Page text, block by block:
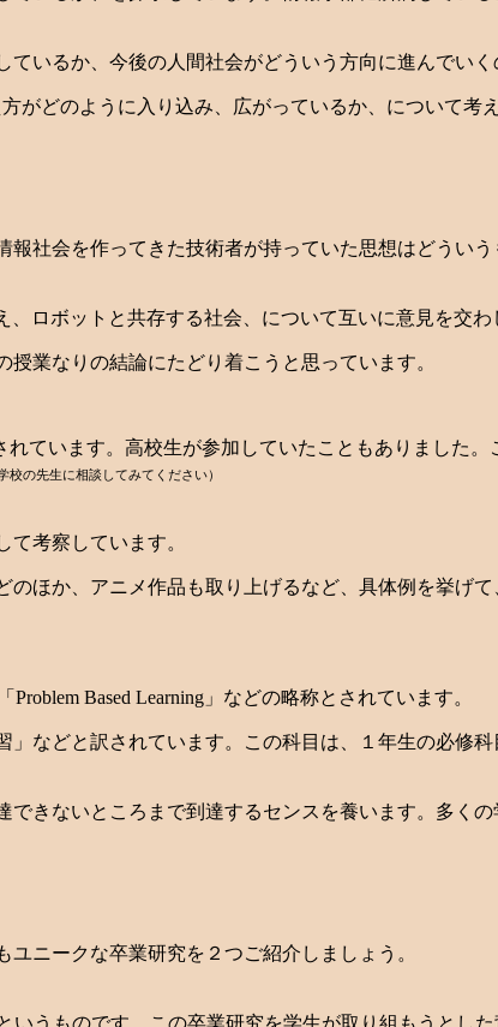
いるか、今後の人間社会がどういう方向に進んでいく
がどのように入り込み、広がっているか、について考
報社会を作ってきた技術者が持っていた思想はどうい
ロボットと共存する社会、について互いに意見を交わ
業なりの結論にたどり着こうと思っています。
ています。高校生が参加していたこともありました
校の先生に相談してみてください）
考察しています。
のほか、アニメ作品も取り上げるなど、具体例を挙げ
Based Learning」などの略称とされています。
などと訳されています。この科目は、１年生の必修
きないところまで到達するセンスを養います。多く
ニークな卒業研究を２つご紹介しましょう。
うものです。この卒業研究を学生が取り組もうとし